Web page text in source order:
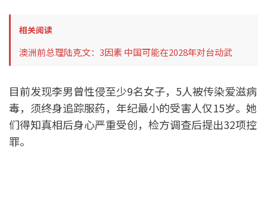
相关阅读
澳洲前总理陆克文：3因素 中国可能在2028年对台动武
目前发现李男曾性侵至少9名女子，5人被传染爱滋病
毒，须终身追踪服药，年纪最小的受害人仅15岁。她
们得知真相后身心严重受创，检方调查后提出32项控
罪。